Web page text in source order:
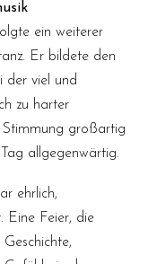
ein weiterer
Er bildete den
der viel und
zu harter
Stimmung großartig
allgegenwärtig.
ehrlich,
Eine Feier, die